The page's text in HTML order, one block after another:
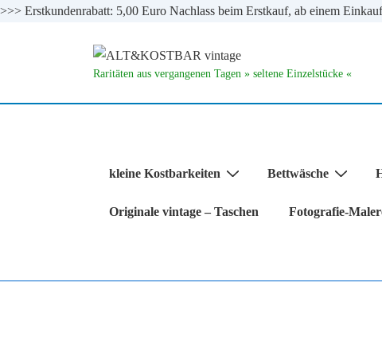
>>> Erstkundenrabatt: 5,00 Euro Nachlass beim Erstkauf, ab einem
Raritäten aus vergangenen Tagen » seltene Einzelstücke «
Hauptnavigation
kleine Kostbarkeiten Bettwäsche
Originale vintage – Taschen Fotografie-